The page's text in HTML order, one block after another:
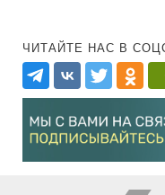
ЧИТАЙТЕ НАС В